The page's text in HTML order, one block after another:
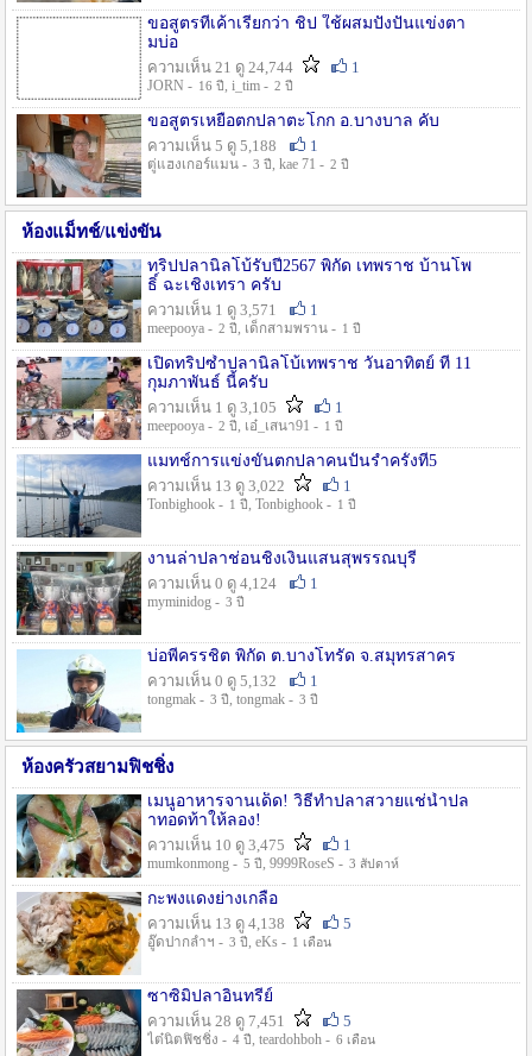
ขอสูตรที่เค้าเรียกว่า ชิป ใช้ผสมปังปั่นแข่งตา
มบ่อ
ความเห็น 21 ดู 24,744
1
JORN - 16 ปี , i_tim - 2 ปี
ขอสูตรเหยื่อตกปลาตะโกก อ.บางบาล คับ
ความเห็น 5 ดู 5,188
1
ตู่แฮงเกอร์แมน - 3 ปี , kae 71 - 2 ปี
ห้องแม็ทช์/แข่งขัน
ทริปปลานิลโบ้รับปี2567 พิกัด เทพราช บ้านโพ
ธิ์ ฉะเชิงเทรา ครับ
ความเห็น 1 ดู 3,571
1
meepooya - 2 ปี , เด็กสามพราน - 1 ปี
เปิดทริปซ้ำปลานิลโบ้เทพราช วันอาทิตย์ ที่ 11
กุมภาพันธ์ นี้ครับ
ความเห็น 1 ดู 3,105
1
meepooya - 2 ปี , เอ๋_เสนา91 - 1 ปี
แมทช์การแข่งขั้นตกปลาคนปั้นรำครั้งที่5
ความเห็น 13 ดู 3,022
1
Tonbighook - 1 ปี , Tonbighook - 1 ปี
งานล่าปลาช่อนชิงเงินแสนสุพรรณบุรี
ความเห็น 0 ดู 4,124
1
myminidog - 3 ปี
บ่อพี่ครรชิต พิกัด ต.บางโทรัด จ.สมุทรสาคร
ความเห็น 0 ดู 5,132
1
tongmak - 3 ปี , tongmak - 3 ปี
ห้องครัวสยามฟิชชิ่ง
เมนูอาหารจานเด็ด! วิธีทำปลาสวายแช่น้ำปล
าทอดท้าให้ลอง!
ความเห็น 10 ดู 3,475
1
mumkonmong - 5 ปี , 9999RoseS - 3 สัปดาห์
กะพงแดงย่างเกลือ
ความเห็น 13 ดู 4,138
5
อู๊ดปากลำฯ - 3 ปี , eKs - 1 เดือน
ซาซิมิปลาอินทรีย์
ความเห็น 28 ดู 7,451
5
ไต๋นิตฟิชชิ่ง - 4 ปี , teardohboh - 6 เดือน